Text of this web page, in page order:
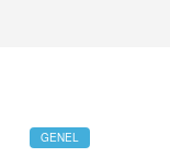
GENEL